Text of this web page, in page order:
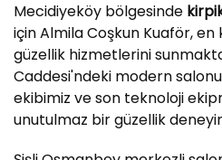
Mecidiyeköy bölgesinde
için Almila Coşkun Kuaför,
güzellik hizmetlerini
Caddesi'ndeki modern
ekibimiz ve son teknoloji
unutulmaz bir güzellik